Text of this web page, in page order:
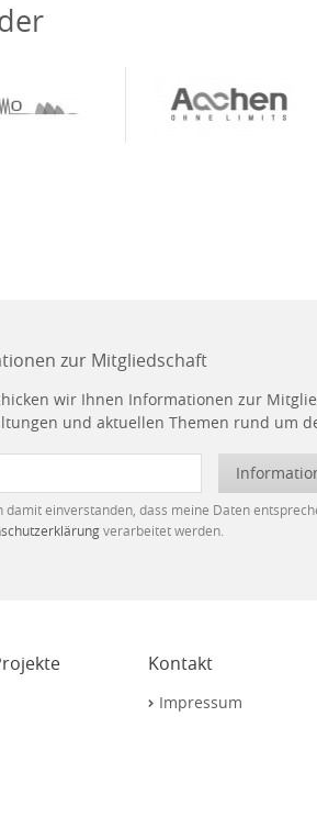
zur Mitgliedschaft
wir Ihnen Informationen zur
und aktuellen Themen rund um
damit einverstanden, dass meine Daten
verarbeitet werden.
Kontakt
Impressum